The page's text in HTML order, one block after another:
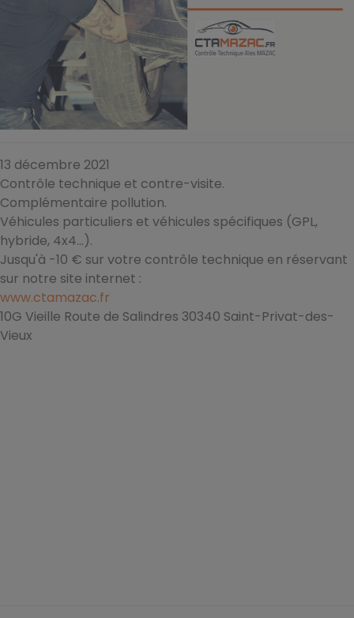
13 décembre 2021
Contrôle technique et contre-visite.
Complémentaire pollution.
Véhicules particuliers et véhicules spécifiques (GPL,
hybride, 4x4...).
Jusqu'à -10 € sur votre contrôle technique en réservant
sur notre site internet :
www.ctamazac.fr
10G Vieille Route de Salindres 30340 Saint-Privat-des-
Vieux